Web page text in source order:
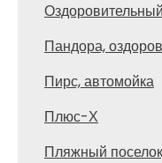
Пандора,
Пирс, автомойка
Плюс-Х
Пляжный